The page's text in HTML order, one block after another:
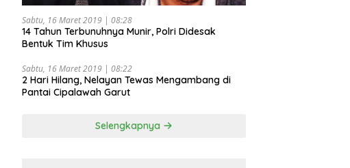
Sabtu, 16 Maret 2019 | 08:28
14 Tahun Terbunuhnya Munir, Polri Didesak
Bentuk Tim Khusus
Sabtu, 16 Maret 2019 | 08:22
2 Hari Hilang, Nelayan Tewas Mengambang di
Pantai Cipalawah Garut
Selengkapnya